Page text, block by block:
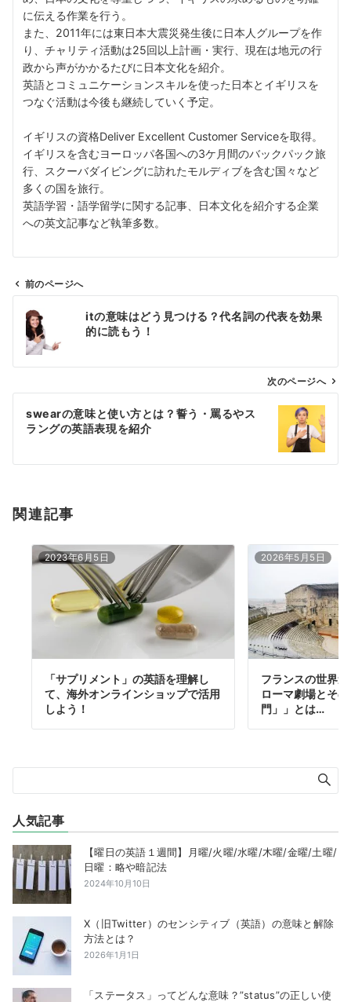
に伝える作業を行う。
また、2011年には東日本大震災発生後に日本人グループを作
り、チャリティ活動は25回以上計画・実行、現在は地元の行
政から声がかかるたびに日本文化を紹介。
英語とコミュニケーションスキルを使った日本とイギリスを
つなぐ活動は今後も継続していく予定。
イギリスの資格Deliver Excellent Customer Serviceを取得。
イギリスを含むヨーロッパ各国への3ケ月間のバックパック旅
行、スクーバダイビングに訪れたモルディブを含む国々など
多くの国を旅行。
英語学習・語学留学に関する記事、日本文化を紹介する企業
への英文記事など執筆多数。
ン
前のページへ
itの意味はどう見つける？代名詞の代表を効果
的に読もう！
次のページへ
swearの意味と使い方とは？誓う・罵るやス
ラングの英語表現を紹介
関連記事
2023年6月5日
「サプリメント」の英語を理解し
て、海外オンラインショップで活用
しよう！
2026年5月5日
フランスの世界
ローマ劇場とそ
門」」とは…
人気記事
【曜日の英語１週間】月曜/火曜/水曜/木曜/金曜/土曜/
日曜：略や暗記法
2024年10月10日
X（旧Twitter）のセンシティブ（英語）の意味と解除
方法とは？
2026年1月1日
「ステータス」ってどんな意味？”status”の正しい使